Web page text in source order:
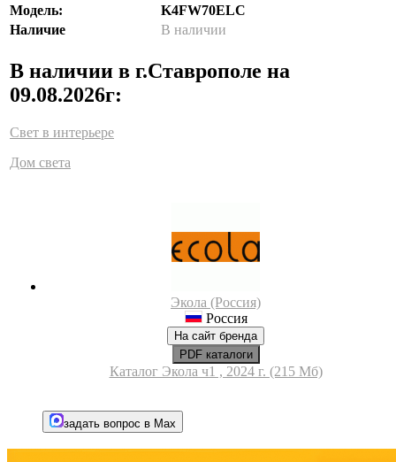
Модель:
K4FW70ELC
Наличие
В наличии
В наличии в г.Ставрополе на
09.08.2026г:
Свет в интерьере
Дом света
Экола (Россия)
Россия
На сайт бренда
PDF каталоги
Каталог Экола ч1 , 2024 г. (215 Мб)
задать вопрос в Max